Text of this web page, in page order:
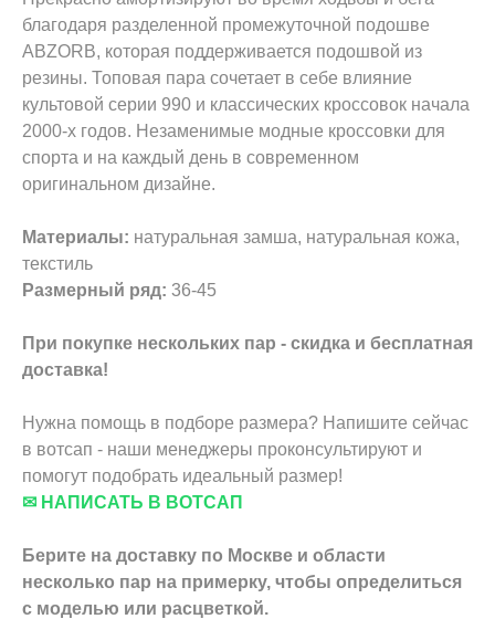
благодаря разделенной промежуточной подошве
ABZORB, которая поддерживается подошвой из
резины. Топовая пара сочетает в себе влияние
культовой серии 990 и классических кроссовок начала
2000-х годов. Незаменимые модные кроссовки для
спорта и на каждый день в современном
оригинальном дизайне.
Материалы: натуральная замша, натуральная кожа,
текстиль
Размерный ряд: 36-45
При покупке нескольких пар - скидка и бесплатная
доставка!
Нужна помощь в подборе размера? Напишите сейчас
в вотсап - наши менеджеры проконсультируют и
помогут подобрать идеальный размер!
✉ НАПИСАТЬ В ВОТСАП
Берите на доставку по Москве и области
несколько пар на примерку, чтобы определиться
с моделью или расцветкой.